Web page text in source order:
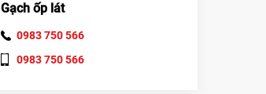
Gạch ốp lát
0983 750 566
0983 750 566